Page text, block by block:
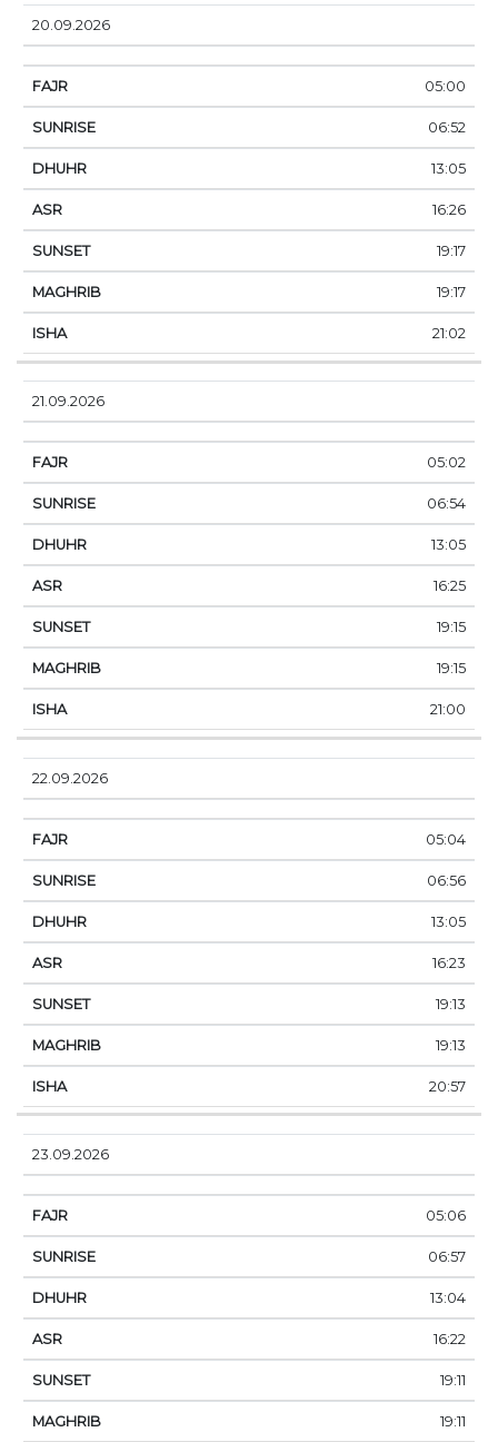
20.09.2026
05:00
06:52
13:05
16:26
19:17
19:17
21:02
21.09.2026
05:02
06:54
13:05
16:25
19:15
19:15
21:00
22.09.2026
05:04
06:56
13:05
16:23
19:13
19:13
20:57
23.09.2026
05:06
06:57
13:04
16:22
19:11
19:11